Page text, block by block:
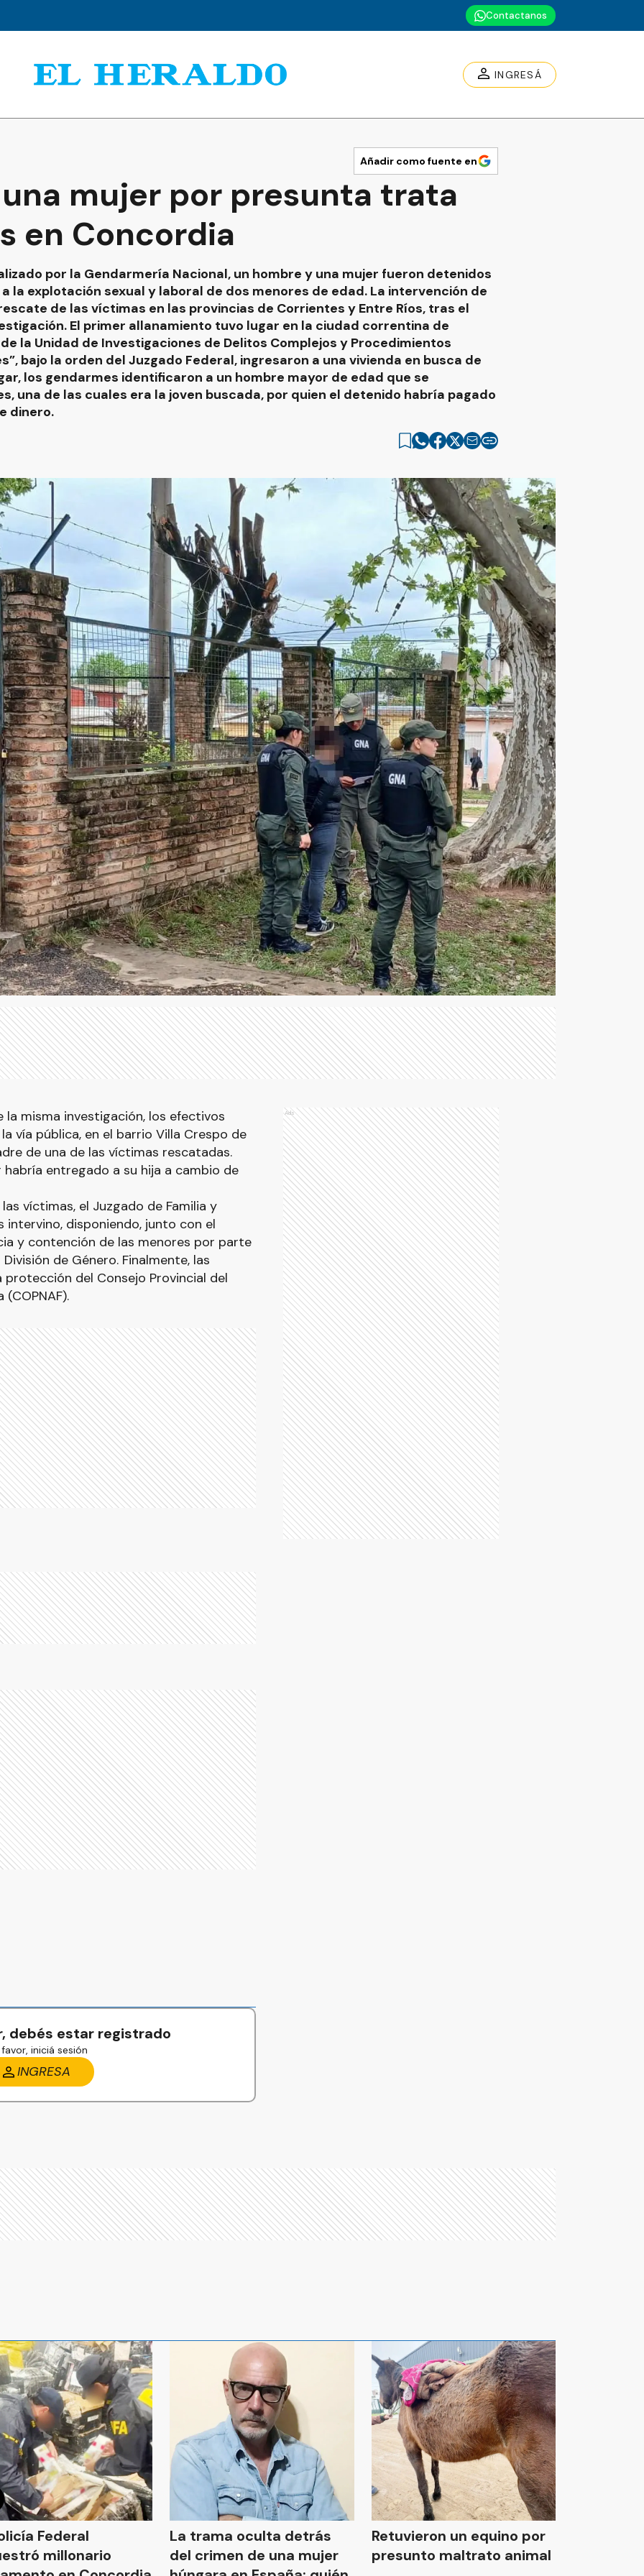
Contactanos
INGRESÁ
Añadir como fuente en
mujer por presunta trata
en Concordia
por la Gendarmería Nacional, un hombre y una mujer fueron detenidos
la explotación sexual y laboral de dos menores de edad. La intervención de
de las víctimas en las provincias de Corrientes y Entre Ríos, tras el
El primer allanamiento tuvo lugar en la ciudad correntina de
la Unidad de Investigaciones de Delitos Complejos y Procedimientos
bajo la orden del Juzgado Federal, ingresaron a una vivienda en busca de
los gendarmes identificaron a un hombre mayor de edad que se
una de las cuales era la joven buscada, por quien el detenido habría pagado
dinero.
misma investigación, los efectivos
vía pública, en el barrio Villa Crespo de
de una de las víctimas rescatadas.
entregado a su hija a cambio de
víctimas, el Juzgado de Familia y
intervino, disponiendo, junto con el
y contención de las menores por parte
de Género. Finalmente, las
del Consejo Provincial del
debés estar registrado
iniciá sesión
INGRESA
Ads
Federal
millonario
La trama oculta detrás
del crimen de una mujer
Retuvieron un equino por
presunto maltrato animal